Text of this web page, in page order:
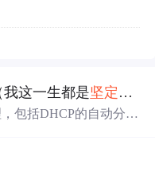
这一生都是坚定 不移
包括DHCP的自动分
的功能。此外，还探